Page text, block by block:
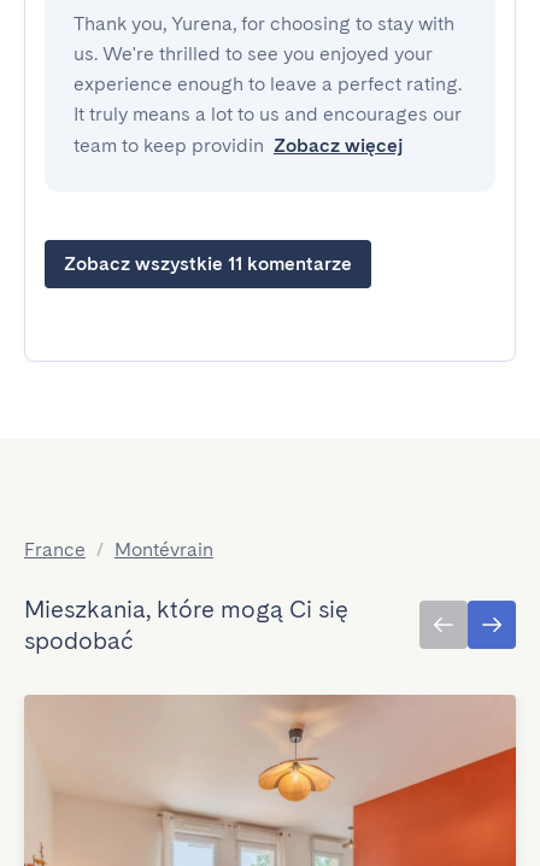
Thank you, Yurena, for choosing to stay with
us. We're thrilled to see you enjoyed your
experience enough to leave a perfect rating.
It truly means a lot to us and encourages our
team to keep providin Zobacz więcej
Zobacz wszystkie 11 komentarze
France / Montévrain
Mieszkania, które mogą Ci się
spodobać